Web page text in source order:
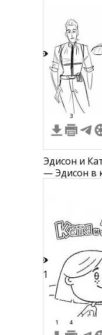
3
Эдисон и
— Эдисон в
21
1 4